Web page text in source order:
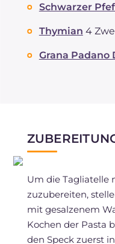
Schwarzer
Thymian 4
Grana Padano
Um die Tagliatelle
zuzubereiten,
mit gesalzenem
Kochen der Pasta
den Speck zuerst